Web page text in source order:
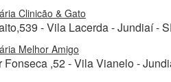
Clinicão & Gato
- Vila Lacerda - Jundiaí -
Melhor Amigo
Fonseca ,52 - Vila Vianelo -